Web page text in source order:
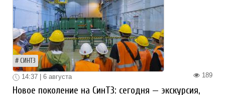
СИНТЗ
189
14:37 | 6 августа
Новое поколение на СинТЗ: сегодня — экскурсия,